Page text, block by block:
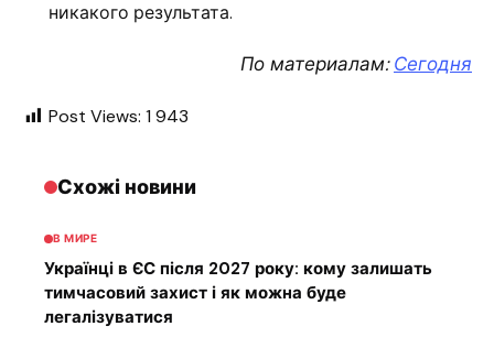
никакого результата.
По материалам:Сегодня
Post Views: 1 943
Схожі новини
В МИРЕ
Українці в ЄС після 2027 року: кому залишать
тимчасовий захист і як можна буде
легалізуватися